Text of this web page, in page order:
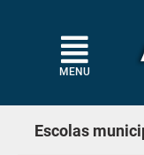
MENU
Escolas